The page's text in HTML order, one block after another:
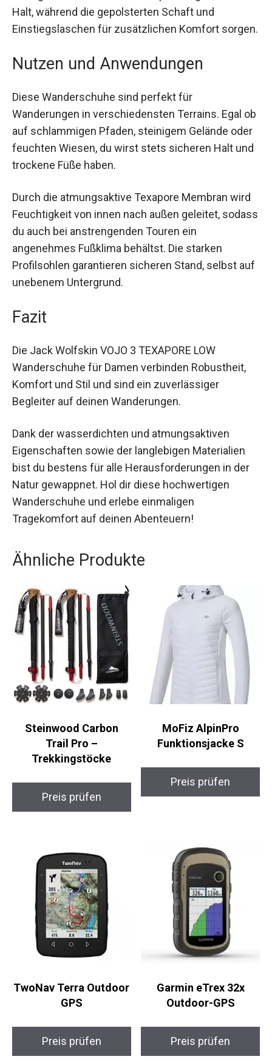
Einstiegslaschen für zusätzlichen Komfort
sorgen.
Nutzen und Anwendungen
Diese Wanderschuhe sind perfekt für
Wanderungen in verschiedensten Terrains. Egal
ob auf schlammigen Pfaden, steinigem Gelände
oder feuchten Wiesen, du wirst stets sicheren
Halt und trockene Füße haben.
Durch die atmungsaktive Texapore Membran wird
Feuchtigkeit von innen nach außen geleitet,
sodass du auch bei anstrengenden Touren ein
angenehmes Fußklima behältst. Die starken
Profilsohlen garantieren sicheren Stand, selbst
auf unebenem Untergrund.
Fazit
Die Jack Wolfskin VOJO 3 TEXAPORE LOW
Wanderschuhe für Damen verbinden Robustheit,
Komfort und Stil und sind ein zuverlässiger
Begleiter auf deinen Wanderungen.
Dank der wasserdichten und atmungsaktiven
Eigenschaften sowie der langlebigen Materialien
bist du bestens für alle Herausforderungen in der
Natur gewappnet. Hol dir diese hochwertigen
Wanderschuhe und erlebe einmaligen
Tragekomfort auf deinen Abenteuern!
Ähnliche Produkte
Steinwood Carbon
Trail Pro –
Trekkingstöcke
Preis prüfen
MoFiz AlpinPro
Funktionsjacke S
Preis prüfen
TwoNav Terra
Outdoor GPS
Preis prüfen
Garmin eTrex 32x
Outdoor-GPS
Preis prüfen